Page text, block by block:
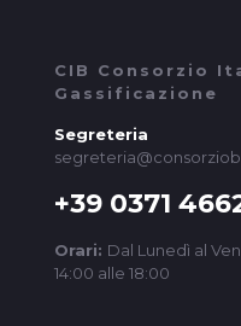
CIB Consorzio
Gassificazione
Segreteria
+39 0371
Orari: Dal Lunedì al
14:00 alle 18:00